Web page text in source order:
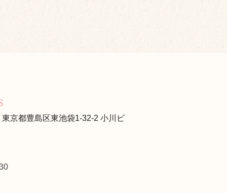
京都豊島区東池袋1-32-2 小川ビ